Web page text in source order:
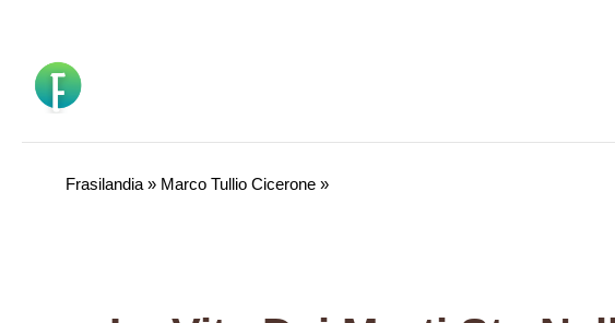
contenuto
Frasilandia » Marco Tullio Cicerone »